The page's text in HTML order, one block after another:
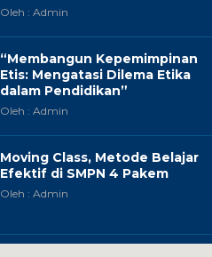
Oleh : Admin
“Membangun Kepemimpinan
Etis: Mengatasi Dilema Etika
dalam Pendidikan”
Oleh : Admin
Moving Class, Metode Belajar
Efektif di SMPN 4 Pakem
Oleh : Admin